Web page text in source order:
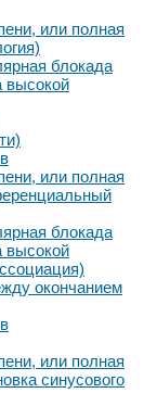
или полная
блокада
высокой
или полная
блокада
высокой
окончанием
или полная
синусового